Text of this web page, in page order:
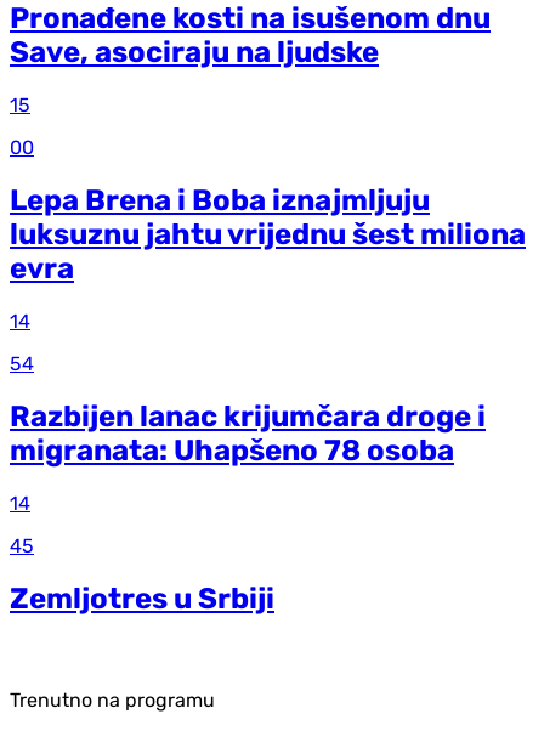
Pronađene kosti na isušenom dnu
Save, asociraju na ljudske
15
00
Lepa Brena i Boba iznajmljuju
luksuznu jahtu vrijednu šest miliona
evra
14
54
Razbijen lanac krijumčara droge i
migranata: Uhapšeno 78 osoba
14
45
Zemljotres u Srbiji
Trenutno na programu